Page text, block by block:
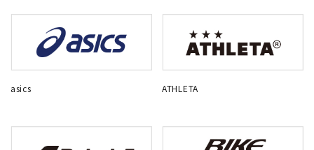
asics ATHLETA